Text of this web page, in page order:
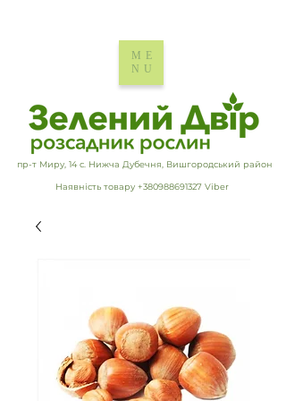
пр-т Миру, 14 с. Нижча Дубечня, Вишгородський район
Наявність товару +380988691327 Viber
ME
NU